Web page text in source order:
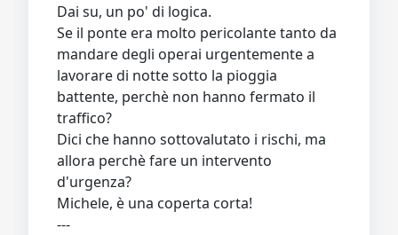
Dai su, un po' di logica.
Se il ponte era molto pericolante tanto da
mandare degli operai urgentemente a
lavorare di notte sotto la pioggia
battente, perchè non hanno fermato il
traffico?
Dici che hanno sottovalutato i rischi, ma
allora perchè fare un intervento
d'urgenza?
Michele, è una coperta corta!
---